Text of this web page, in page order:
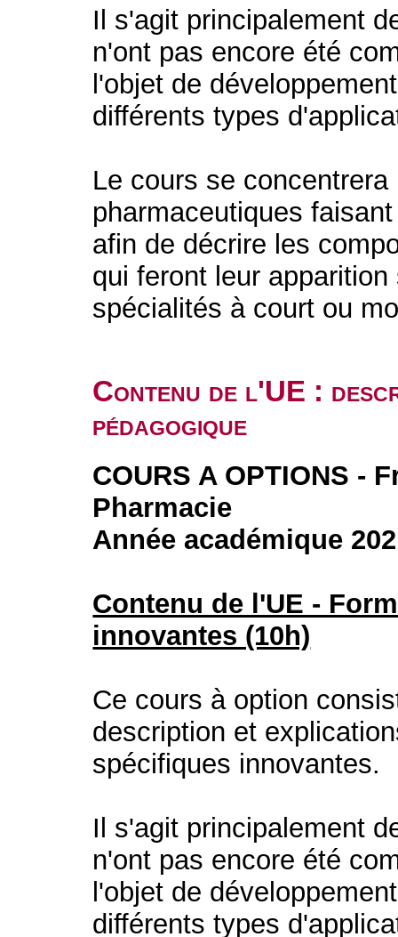
Il s'agit principalement
n'ont pas encore été
l'objet de
différents types
Le cours se
pharmaceutiques
afin de décrire les
qui feront leur
spécialités à court ou
Contenu de l'UE :
pédagogique
COURS A OPTIONS -
Pharmacie
Année académique
Contenu de l'UE -
innovantes (10h)
Ce cours à option
description et
spécifiques innovantes.
Il s'agit principalement
n'ont pas encore été
l'objet de
différents types